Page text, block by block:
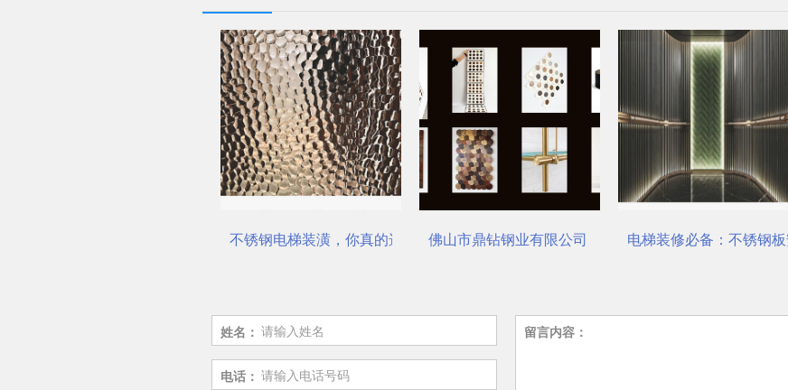
不锈钢电梯装潢，你真的选对了吗？佛山市鼎钻钢业有限公司，一站式选材中心 | 电梯装饰
电梯装修必备：不锈钢板安
姓名：
电话：
留言内容：